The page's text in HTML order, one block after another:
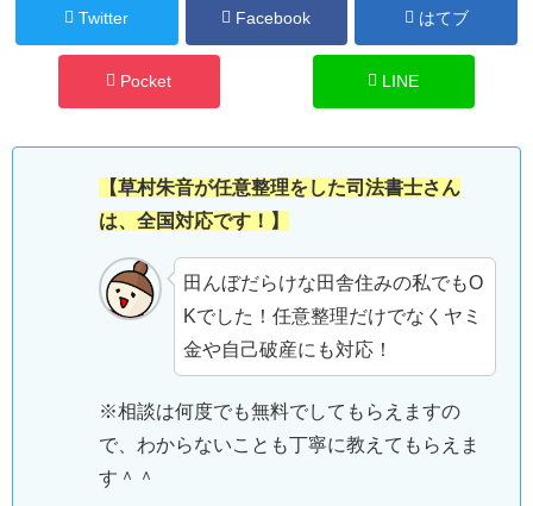
Twitter Facebook はてブ
Pocket LINE
【草村朱音が任意整理をした司法書士さん
は、全国対応です！】
田んぼだらけな田舎住みの私でもO
Kでした！任意整理だけでなくヤミ
金や自己破産にも対応！
※相談は何度でも無料でしてもらえますの
で、わからないことも丁寧に教えてもらえま
す＾＾